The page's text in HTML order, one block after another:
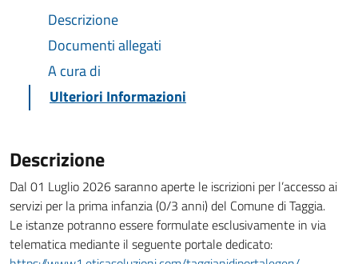
Descrizione
Documenti allegati
A cura di
Ulteriori Informazioni
Descrizione
Dal 01 Luglio 2026 saranno aperte le iscrizioni per l’accesso ai
servizi per la prima infanzia (0/3 anni) del Comune di Taggia.
Le istanze potranno essere formulate esclusivamente in via
telematica mediante il seguente portale dedicato: